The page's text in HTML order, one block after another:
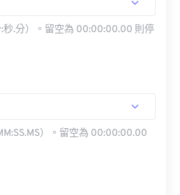
秒.分）。留空為 00:00:00.00 則停
）。留空為 00:00:00.00